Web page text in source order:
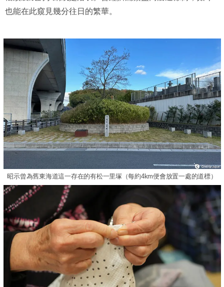
也能在此窺見幾分往日的繁華。
昭示曾為舊東海道這一存在的有松一里塚（每約4km便會放置一處的道標）